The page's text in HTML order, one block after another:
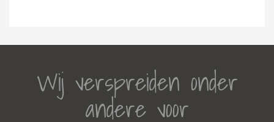
Wij verspreiden onder
andere voor